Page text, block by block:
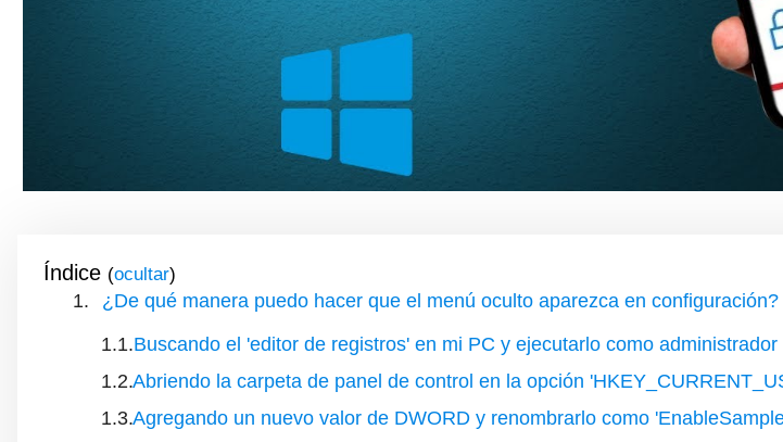
Índice ( )
¿De qué manera puedo hacer que el menú oculto aparezca en configuración?
Buscando el 'editor de registros' en mi PC y ejecutarlo como administrador
Abriendo la carpeta de panel de control en la opción
Agregando un nuevo valor de DWORD y renombrarlo como